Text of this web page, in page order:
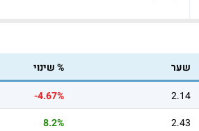
שער % שינוי
2.14
-4.67%
2.43
8.2%